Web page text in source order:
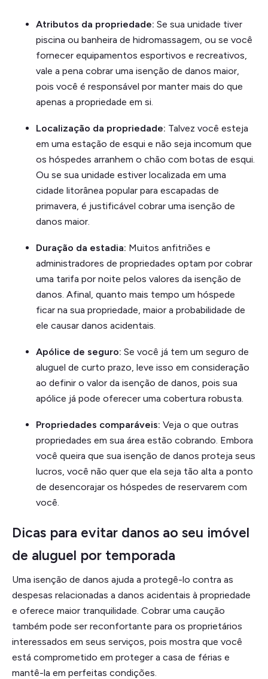
Atributos da propriedade: Se sua unidade tiver
piscina ou banheira de hidromassagem, ou se você
fornecer equipamentos esportivos e recreativos,
vale a pena cobrar uma isenção de danos maior,
pois você é responsável por manter mais do que
apenas a propriedade em si.
Localização da propriedade: Talvez você esteja
em uma estação de esqui e não seja incomum que
os hóspedes arranhem o chão com botas de esqui.
Ou se sua unidade estiver localizada em uma
cidade litorânea popular para escapadas de
primavera, é justificável cobrar uma isenção de
danos maior.
Duração da estadia: Muitos anfitriões e
administradores de propriedades optam por cobrar
uma tarifa por noite pelos valores da isenção de
danos. Afinal, quanto mais tempo um hóspede
ficar na sua propriedade, maior a probabilidade de
ele causar danos acidentais.
Apólice de seguro: Se você já tem um seguro de
aluguel de curto prazo, leve isso em consideração
ao definir o valor da isenção de danos, pois sua
apólice já pode oferecer uma cobertura robusta.
Propriedades comparáveis: Veja o que outras
propriedades em sua área estão cobrando. Embora
você queira que sua isenção de danos proteja seus
lucros, você não quer que ela seja tão alta a ponto
de desencorajar os hóspedes de reservarem com
você.
Dicas para evitar danos ao seu imóvel
de aluguel por temporada
Uma isenção de danos ajuda a protegê-lo contra as
despesas relacionadas a danos acidentais à propriedade
e oferece maior tranquilidade. Cobrar uma caução
também pode ser reconfortante para os proprietários
interessados em seus serviços, pois mostra que você
está comprometido em proteger a casa de férias e
mantê-la em perfeitas condições.